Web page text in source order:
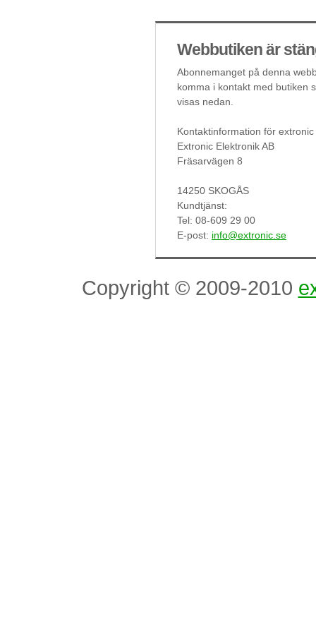
Webbutiken är
Abonnemanget på denna
komma i kontakt med butiken
visas nedan.
Kontaktinformation för extronic
Extronic Elektronik AB
Fräsarvägen 8
14250 SKOGÅS
Kundtjänst:
Tel: 08-609 29 00
E-post: info@extronic.se
Copyright © 2009-2010